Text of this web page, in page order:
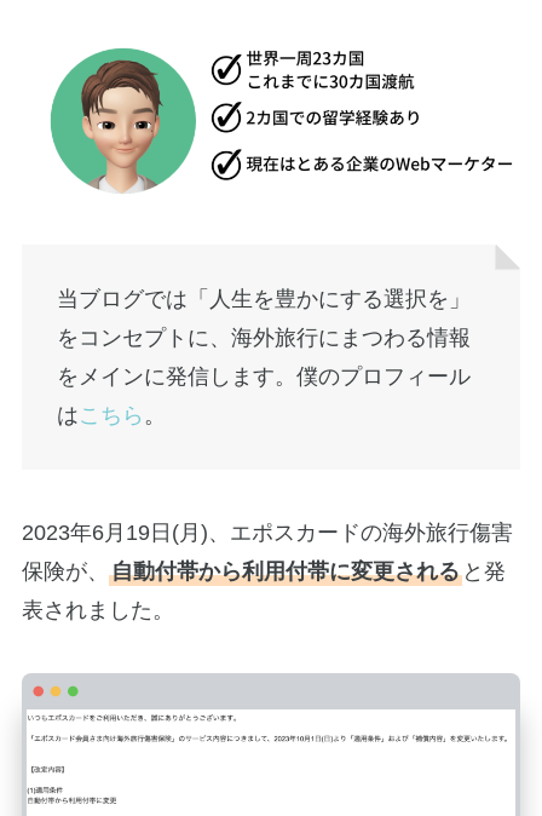
当ブログでは「人生を豊かにする選択を」
をコンセプトに、海外旅行にまつわる情報
をメインに発信します。僕のプロフィール
はこちら 。
2023年6月19日(月)、エポスカードの海外旅行傷害
保険が、 自動付帯から利用付帯に変更されると発
表されました。